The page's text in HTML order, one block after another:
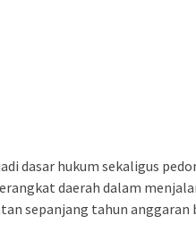
dasar hukum sekaligus
daerah dalam
sepanjang tahun anggaran